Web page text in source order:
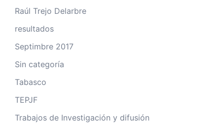
Raúl Trejo Delarbre
resultados
Septimbre 2017
Sin categoría
Tabasco
TEPJF
Trabajos de Investigación y difusión